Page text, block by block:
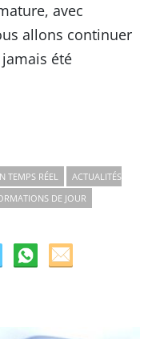
avec
allons continuer
jamais été
TEMPS RÉEL
ACTUALITÉS
DE JOUR